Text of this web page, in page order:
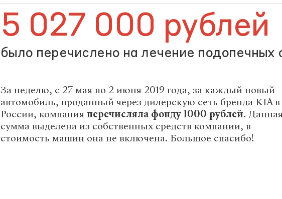
5 027 000 рублей
было перечислено на лечение подопечных
За неделю, с 27 мая по 2 июня 2019 года, за каждый новый
автомобиль, проданный через дилерскую сеть бренда KIA в
России, компанияперечисляла фонду 1000 рублей.
сумма выделена из собственных средств компании, в
стоимость машин она не включена. Большое спасибо!